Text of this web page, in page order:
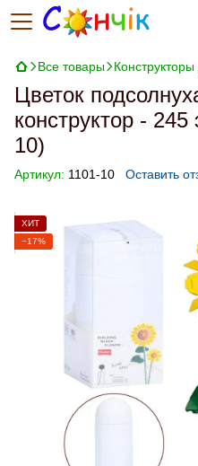
Все товары
Цветок
конструктор -
10)
Артикул: 1101-10 Оставить
ХИТ
−17%